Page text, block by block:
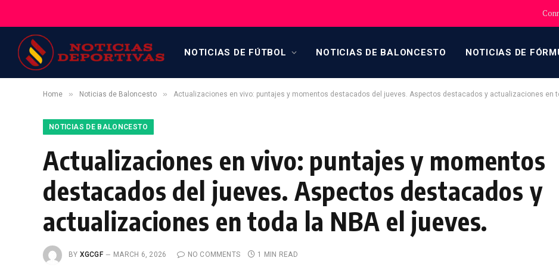
NOTICIAS DE FÚTBOL NOTICIAS DE BALONCESTO NOTICIAS DE
Home » Noticias de Baloncesto » Actualizaciones en vivo: puntajes y momentos destacados del jueves. Aspectos destacados y actualizaciones en
NOTICIAS DE BALONCESTO
Actualizaciones en vivo: puntajes y momentos
destacados del jueves. Aspectos destacados y
actualizaciones en toda la NBA el jueves.
BY XGCGF MARCH 6, 2026 NO COMMENTS 1 MIN READ